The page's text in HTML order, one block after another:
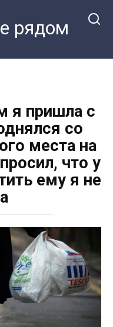
рядом
я пришла с
со
места на
что у
ему я не